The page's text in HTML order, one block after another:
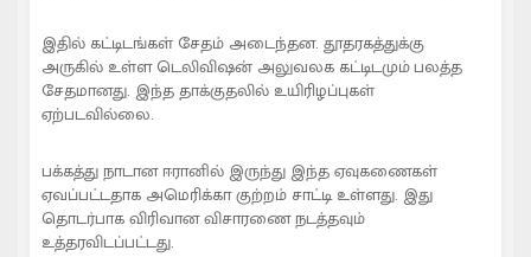
இதில் கட்டிடங்கள் சேதம் அடைந்தன. தூதரகத்துக்கு
அருகில் உள்ள டெலிவி‌ஷன் அலுவலக கட்டிடமும் பலத்த
சேதமானது. இந்த தாக்குதலில் உயிரிழப்புகள்
ஏற்படவில்லை.
பக்கத்து நாடான ஈரானில் இருந்து இந்த ஏவுகணைகள்
ஏவப்பட்டதாக அமெரிக்கா குற்றம் சாட்டி உள்ளது. இது
தொடர்பாக விரிவான விசாரணை நடத்தவும்
உத்தரவிடப்பட்டது.